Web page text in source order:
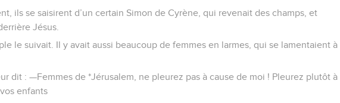
ils se saisirent d’un certain Simon de Cyrène, qui revenait des champs, et
Jésus.
le suivait. Il y avait aussi beaucoup de femmes en larmes, qui se lamentaient à
dit : —Femmes de *Jérusalem, ne pleurez pas à cause de moi ! Pleurez plutôt à
enfants